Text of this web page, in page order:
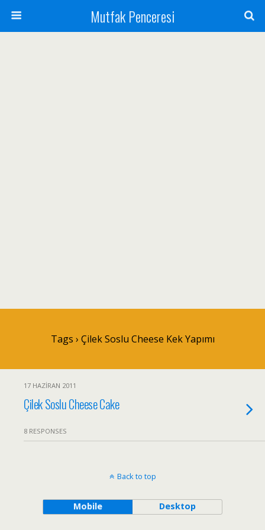
Mutfak Penceresi
Tags › Çilek Soslu Cheese Kek Yapımı
17 HAZIRAN 2011
Çilek Soslu Cheese Cake
8 RESPONSES
Back to top
Mobile Desktop